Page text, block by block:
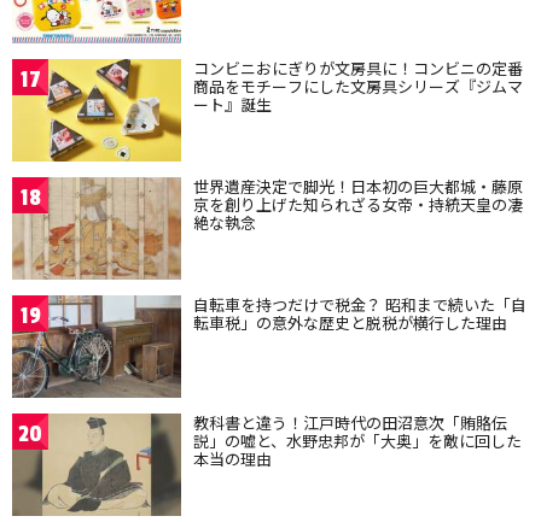
17 コンビニおにぎりが文房具に！コンビニの定番
商品をモチーフにした文房具シリーズ『ジムマ
ート』誕生
18 世界遺産決定で脚光！日本初の巨大都城・藤原
京を創り上げた知られざる女帝・持統天皇の凄
絶な執念
19 自転車を持つだけで税金？ 昭和まで続いた「自
転車税」の意外な歴史と脱税が横行した理由
20 教科書と違う！江戸時代の田沼意次「賄賂伝
説」の嘘と、水野忠邦が「大奥」を敵に回した
本当の理由